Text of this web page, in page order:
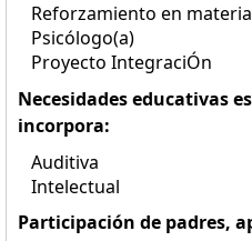
Reforzamiento en
Psicólogo(a)
Proyecto IntegraciÓn
Necesidades educativas
incorpora:
Auditiva
Intelectual
Participación de padres,